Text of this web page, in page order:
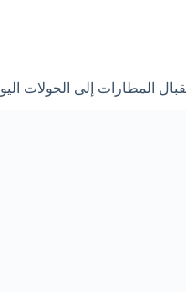
المطارات إلى الجولات